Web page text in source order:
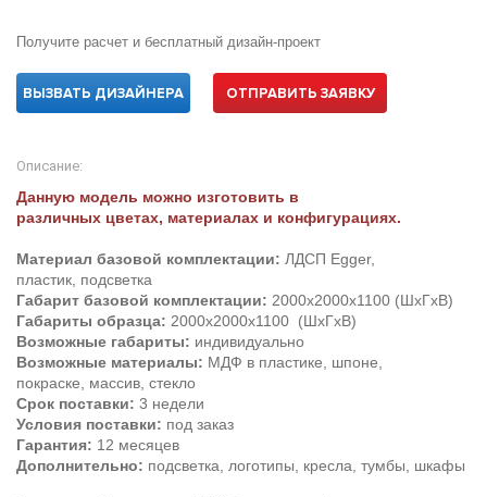
Получите расчет и бесплатный дизайн-проект
ВЫЗВАТЬ ДИЗАЙНЕРА ОТПРАВИТЬ ЗАЯВКУ
Описание:
Данную модель можно изготовить в
различных цветах, материалах и конфигурациях.
Материал базовой комплектации: ЛДСП Egger,
пластик, подсветка
Габарит базовой комплектации: 2000х2000х1100 (ШхГхВ)
Габариты образца: 2000х2000х1100 (ШхГхВ)
Возможные габариты: индивидуально
Возможные материалы: МДФ в пластике, шпоне,
покраске, массив, стекло
Срок поставки: 3 недели
Условия поставки: под заказ
Гарантия: 12 месяцев
Дополнительно: подсветка, логотипы, кресла, тумбы, шкафы